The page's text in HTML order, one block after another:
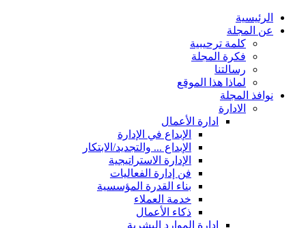
الرئيسية
عن المجلة
كلمة ترحيبية
فكرة المجلة
رسالتنا
لماذا هذا الموقع
نوافذ المجلة
الادارة
ادارة الأعمال
الإبداع في الإدارة
الإبداع ... والتجديد/الابتكار
الإدارة الاستراتيجية
فن إدارة الفعاليات
بناء القدرة المؤسسية
خدمة العملاء
ذكاء الأعمال
إدارة الموارد البشرية